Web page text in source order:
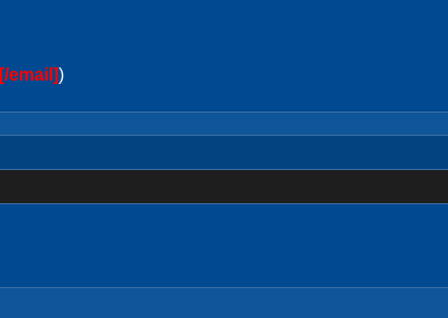
[/email])